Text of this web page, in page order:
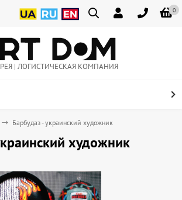
0
| ЛОГИСТИЧЕСКАЯ КОМПАНИЯ
Барбудаз - украинский художник
художник